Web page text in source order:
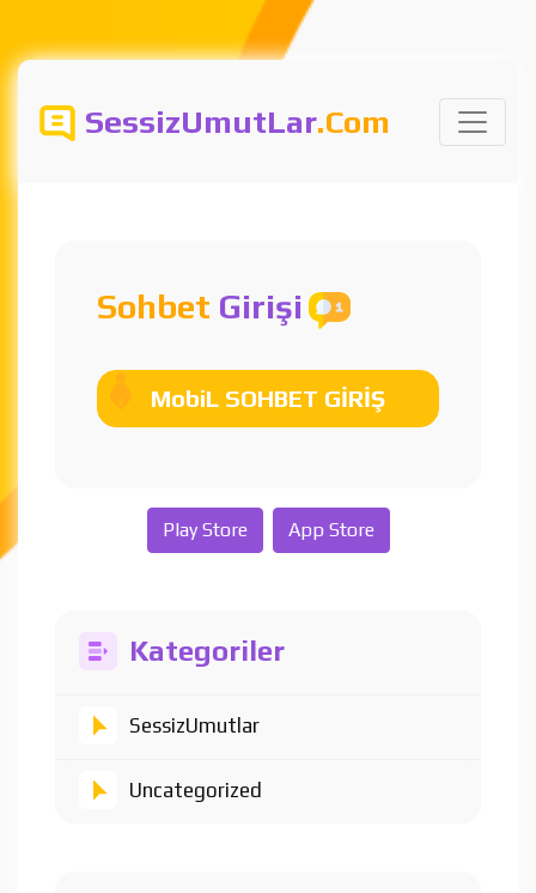
SessizUmutLar.Com
Sohbet Girişi
MobiL SOHBET GİRİŞ
Play Store App Store
Kategoriler
SessizUmutlar
Uncategorized